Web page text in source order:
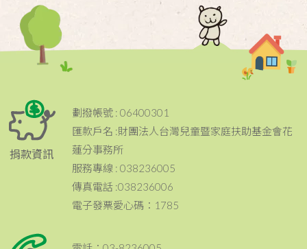
捐款資訊
劃撥帳號 : 06400301
匯款戶名 :財團法人台灣兒童暨家庭扶助基金會花
蓮分事務所
服務專線 : 038236005
傳真電話 :038236006
電子發票愛心碼：1785